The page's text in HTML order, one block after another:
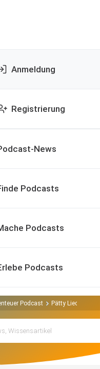
Anmeldung
Registrierung
News
Podcasts
Podcasts
Podcasts
Podcast Pätty Lied